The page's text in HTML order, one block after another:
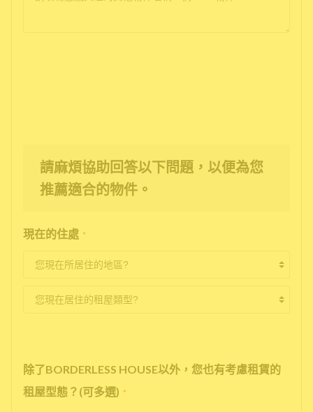
請麻煩協助回答以下問題，以便為您
推薦適合的物件。
現在的住處 *
除了BORDERLESS HOUSE以外，您也有考慮租賃的
租屋型態？(可多選) *